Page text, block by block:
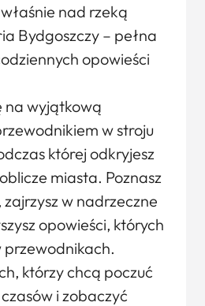
nad rzeką
Bydgoszczy – pełna
opowieści
na wyjątkową
w stroju
której odkryjesz
miasta. Poznasz
w nadrzeczne
opowieści, których
przewodnikach.
którzy chcą poczuć
i zobaczyć